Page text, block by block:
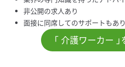
非公開の求人あり
面接に同席してのサポートもあり
「 介護ワーカー